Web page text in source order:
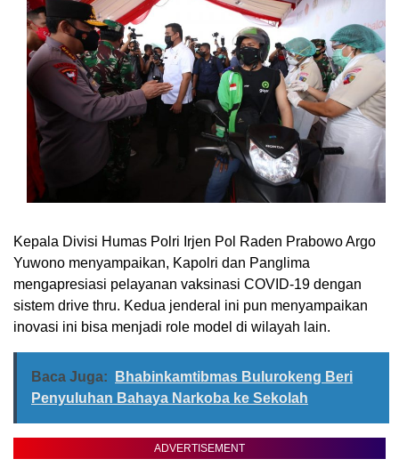
Kepala Divisi Humas Polri Irjen Pol Raden Prabowo Argo
Yuwono menyampaikan, Kapolri dan Panglima
mengapresiasi pelayanan vaksinasi COVID-19 dengan
sistem drive thru. Kedua jenderal ini pun menyampaikan
inovasi ini bisa menjadi role model di wilayah lain.
Baca Juga:
Bhabinkamtibmas Bulurokeng Beri
Penyuluhan Bahaya Narkoba ke Sekolah
ADVERTISEMENT